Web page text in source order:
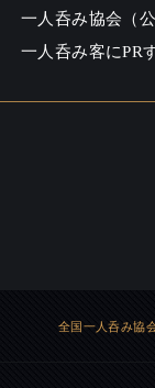
一人呑み協会（
一人呑み客にPR
全国一人呑み協